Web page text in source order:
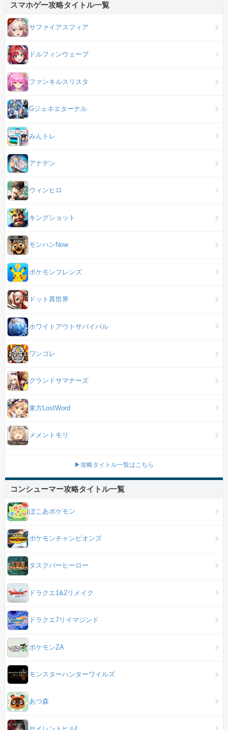
スマホゲー攻略タイトル一覧
サファイアスフィア
ドルフィンウェーブ
ファンキルスリスタ
Gジェネエターナル
みんトレ
アナデン
ウィンヒロ
キングショット
モンハンNow
ポケモンフレンズ
ドット異世界
ホワイトアウトサバイバル
ワンコレ
グランドサマナーズ
東方LostWord
メメントモリ
▶攻略タイトル一覧はこちら
コンシューマー攻略タイトル一覧
ぽこあポケモン
ポケモンチャンピオンズ
タスクバーヒーロー
ドラクエ1&2リメイク
ドラクエ7リイマジンド
ポケモンZA
モンスターハンターワイルズ
あつ森
サイレントヒルf